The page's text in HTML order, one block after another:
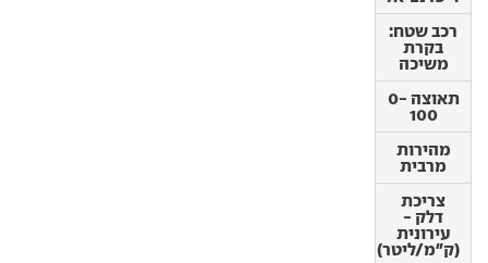
רכב שטח:
בקרת
משיכה
תאוצה 0-
100
מהירות
מרבית
צריכת
דלק -
עירונית
(ק"מ/ליטר)
רכב שטח:
בקרת
משיכה
תאוצה 0-
100
מהירות
מרבית
צריכת
דלק -
עירונית
(ק"מ/ליטר)